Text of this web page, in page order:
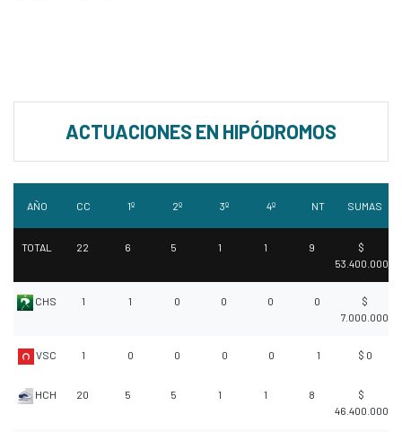
ACTUACIONES EN HIPÓDROMOS
AÑO CC 1º 2º 3º 4º NT SUMAS
TOTAL 22 6 5 1 1 9
$
53.400.000
CHS 1 1 0 0 0 0
$
7.000.000
VSC 1 0 0 0 0 1 $ 0
HCH 20 5 5 1 1 8
$
46.400.000